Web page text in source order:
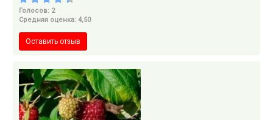
Голосов: 2
Средняя оценка: 4,50
Оставить отзыв